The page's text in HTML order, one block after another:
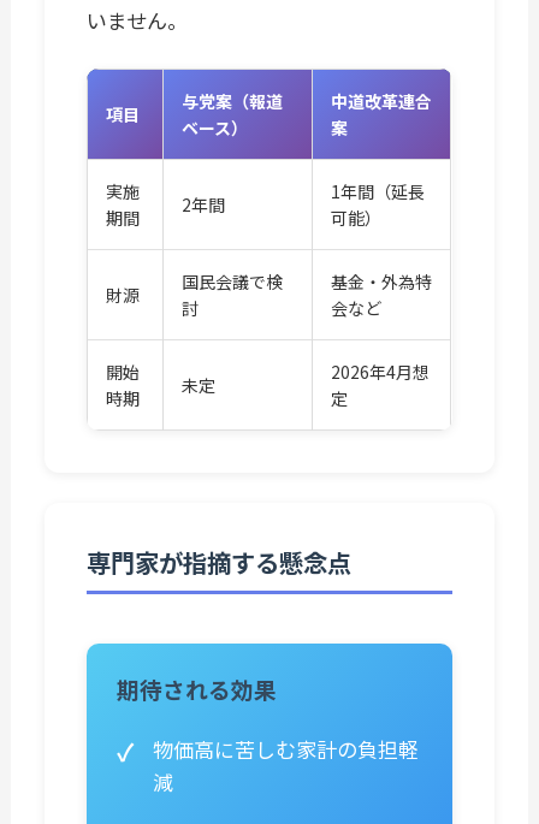
いません。
項目
与党案（報道
ベース）
中道改革連合
案
実施
期間
2年間
1年間（延長
可能）
財源
国民会議で検
討
基金・外為特
会など
開始
時期
未定
2026年4月想
定
専門家が指摘する懸念点
期待される効果
物価高に苦しむ家計の負担軽
減